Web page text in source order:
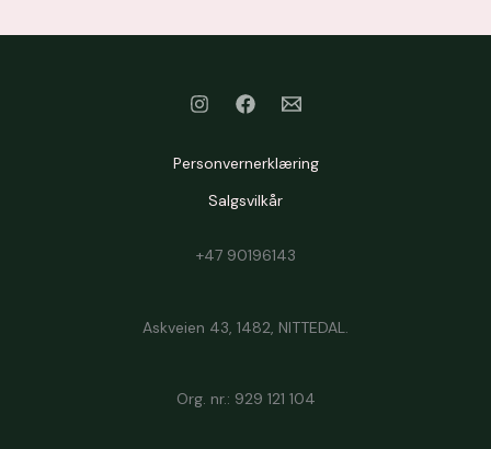
Personvernerklæring
Salgsvilkår
+47 90196143
Askveien 43, 1482, NITTEDAL.
Org. nr.: 929 121 104